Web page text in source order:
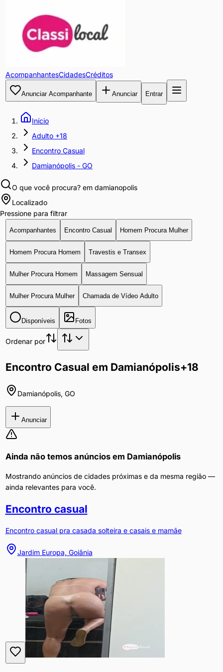
AcompanhantesCidadesCréditos
Anunciar Acompanhante Anunciar Entrar
Início
Adulto +18
Encontro Casual
Damianópolis - GO
O que você procura? em damianopolis
Localizado
Pressione para filtrar
Acompanhantes Encontro Casual Homem Procura Mulher
Homem Procura Homem Travestis e Transex
Mulher Procura Homem Massagem Sensual
Mulher Procura Mulher Chamada de Vídeo Adulto
Disponíveis Fotos
Ordenar por
Encontro Casual em Damianópolis+18
Damianópolis, GO
Anunciar
Ainda não temos anúncios em Damianópolis
Mostrando anúncios de cidades próximas e da mesma região —
ainda relevantes para você.
Encontro casual
Encontro casual pra casada solteira e casais e mamãe
Jardim Europa, Goiânia